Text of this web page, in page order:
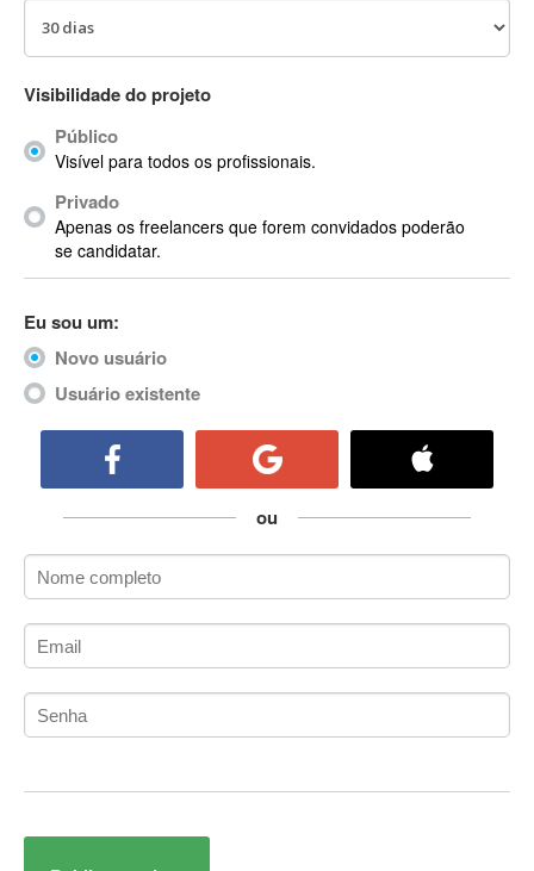
Acrobat X
Acronis
ACT
Actian
Actimize
ActionScript
Active Directory
ActiveCollab
ActiveX
Adianti Framework
Administração Acadêmica
Administração de Artistas e Repertórios
Administração de Banco de Dados
Administração de Redes
Administração PostgreSQL
Administrador de Sistemas
ADO.NET Entity Framework
Visibilidade do projeto
Público
Visível para todos os profissionais.
Privado
Apenas os freelancers que forem convidados poderão
se candidatar.
Eu sou um:
Novo usuário
Usuário existente
ou